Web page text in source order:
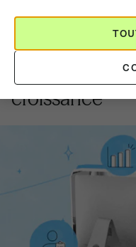
Growth
techniques
croissance